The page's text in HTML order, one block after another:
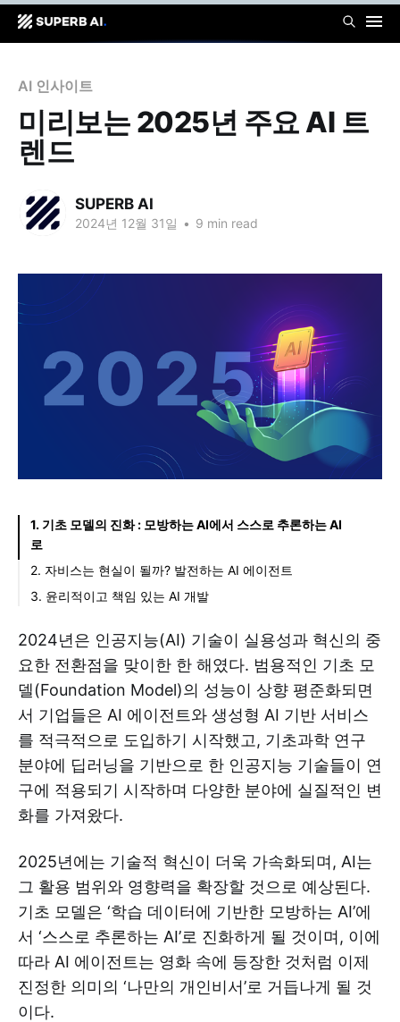
AI 인사이트
미리보는 2025년 주요 AI 트
렌드
SUPERB AI
2024년 12월 31일 • 9 min read
1. 기초 모델의 진화 : 모방하는 AI에서 스스로 추론하는 AI
로
2. 자비스는 현실이 될까? 발전하는 AI 에이전트
3. 윤리적이고 책임 있는 AI 개발
2024년은 인공지능(AI) 기술이 실용성과 혁신의 중
요한 전환점을 맞이한 한 해였다. 범용적인 기초 모
델(Foundation Model)의 성능이 상향 평준화되면
서 기업들은 AI 에이전트와 생성형 AI 기반 서비스
를 적극적으로 도입하기 시작했고, 기초과학 연구
분야에 딥러닝을 기반으로 한 인공지능 기술들이 연
구에 적용되기 시작하며 다양한 분야에 실질적인 변
화를 가져왔다.
2025년에는 기술적 혁신이 더욱 가속화되며, AI는
그 활용 범위와 영향력을 확장할 것으로 예상된다.
기초 모델은 ‘학습 데이터에 기반한 모방하는 AI’에
서 ‘스스로 추론하는 AI’로 진화하게 될 것이며, 이에
따라 AI 에이전트는 영화 속에 등장한 것처럼 이제
진정한 의미의 ‘나만의 개인비서’로 거듭나게 될 것
이다.